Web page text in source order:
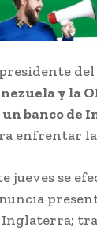
del
y la
un banco de
enfrentar
jueves se
Inglaterra;